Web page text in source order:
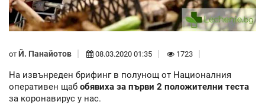
от Й. Панайотов 08.03.2020 01:35 1723
На извънреден брифинг в полунощ от Националния
оперативен щаб обявиха за първи 2 положителни теста
за коронавирус у нас.